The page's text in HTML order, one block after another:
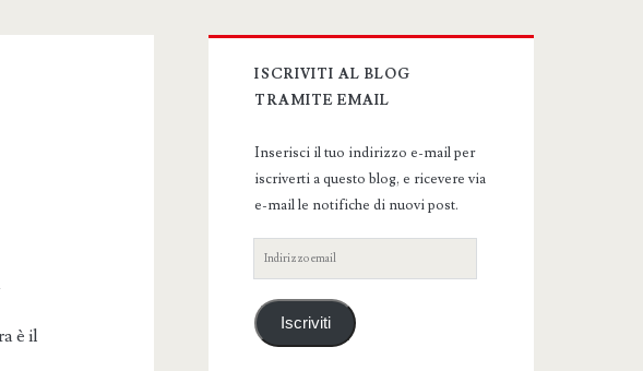
è il
Primary
Sidebar
ISCRIVITI AL BLOG
TRAMITE EMAIL
Inserisci il tuo indirizzo e-mail per
iscriverti a questo blog, e ricevere via
e-mail le notifiche di nuovi post.
Indirizzo
email
Iscriviti